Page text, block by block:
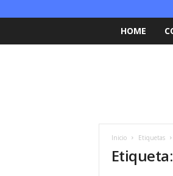
HOME
Inicio Etiquetas